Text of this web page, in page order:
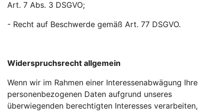
Art. 7 Abs. 3 DSGVO;
- Recht auf Beschwerde gemäß Art. 77 DSGVO.
Widerspruchsrecht allgemein
Wenn wir im Rahmen einer Interessenabwägung Ihre
personenbezogenen Daten aufgrund unseres
überwiegenden berechtigten Interesses verarbeiten,